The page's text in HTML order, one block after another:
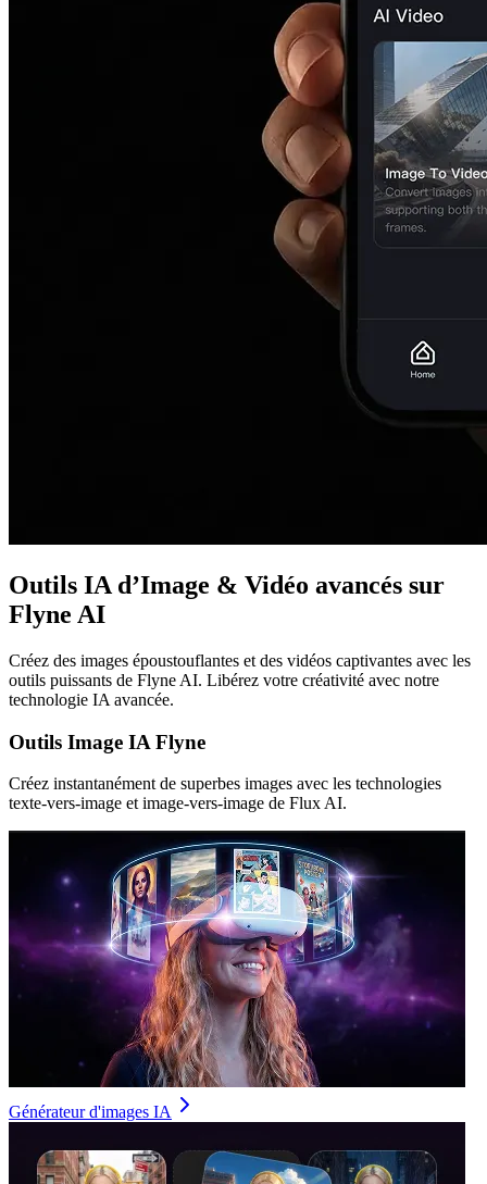
Outils IA d’Image & Vidéo avancés sur
Flyne AI
Créez des images époustouflantes et des vidéos captivantes avec les
outils puissants de Flyne AI. Libérez votre créativité avec notre
technologie IA avancée.
Outils Image IA Flyne
Créez instantanément de superbes images avec les technologies
texte-vers-image et image-vers-image de Flux AI.
Générateur d'images IA